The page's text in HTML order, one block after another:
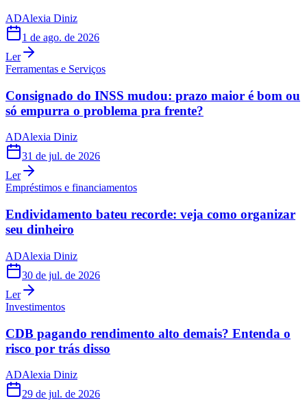
ADAlexia Diniz
1 de ago. de 2026
Ler
Ferramentas e Serviços
Consignado do INSS mudou: prazo maior é bom ou
só empurra o problema pra frente?
ADAlexia Diniz
31 de jul. de 2026
Ler
Empréstimos e financiamentos
Endividamento bateu recorde: veja como organizar
seu dinheiro
ADAlexia Diniz
30 de jul. de 2026
Ler
Investimentos
CDB pagando rendimento alto demais? Entenda o
risco por trás disso
ADAlexia Diniz
29 de jul. de 2026